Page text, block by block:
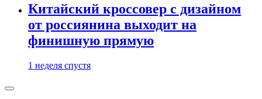
Китайский кроссовер с дизайном
от россиянина выходит на
финишную прямую
1 неделя спустя